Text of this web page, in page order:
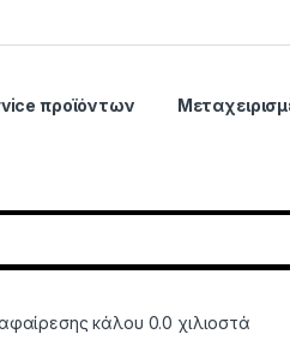
προϊόντων
κάλου 0.0 χιλιοστά